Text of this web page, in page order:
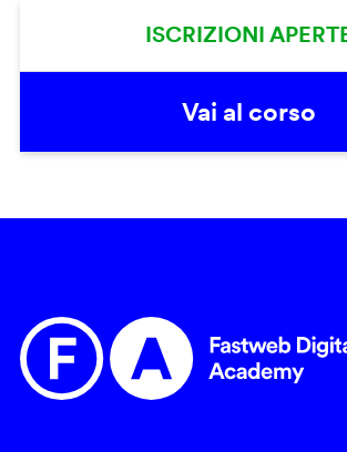
ISCRIZIONI
Vai al corso